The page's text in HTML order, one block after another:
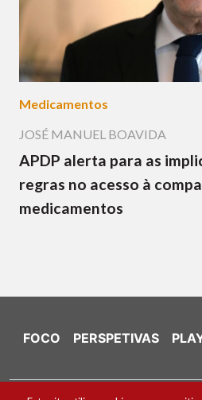
Medicamentos
JOSÉ MANUEL BOAVIDA
APDP alerta para as
regras no acesso à
medicamentos
FOCO PERSPETIVAS